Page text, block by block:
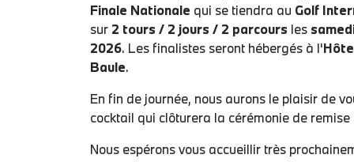
Finale Nationale qui se tiendra au Golf
sur 2 tours / 2 jours / 2 parcours les
2026. Les finalistes seront hébergés à l'
Baule.
En fin de journée, nous aurons le plaisir de
cocktail qui clôturera la cérémonie de remise
Nous espérons vous accueillir très